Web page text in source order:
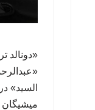
«دونالد
السید»
میشیگان